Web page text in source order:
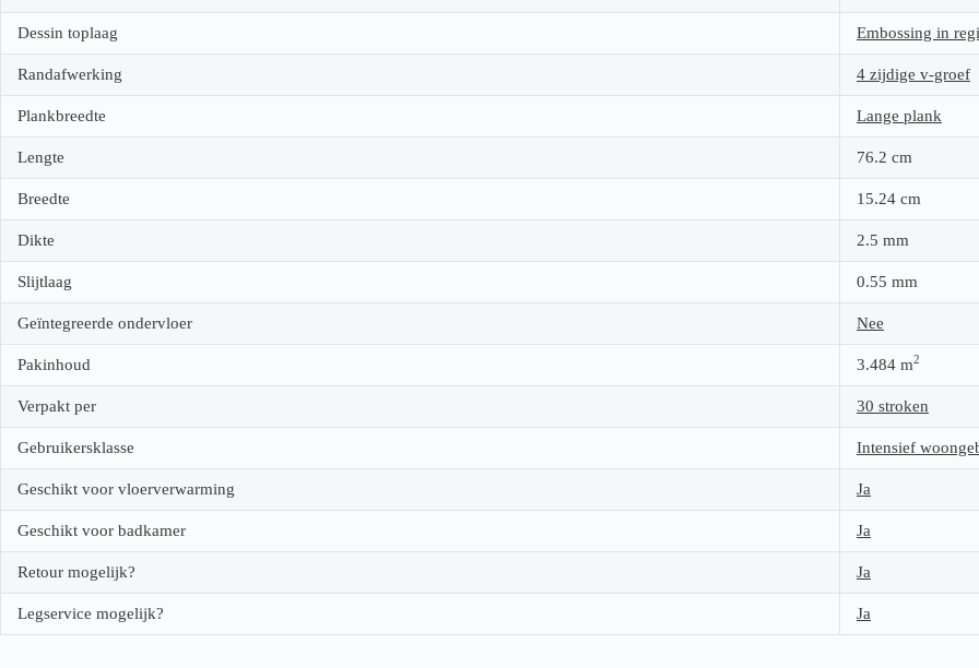
Dessin toplaag Embossing in
Randafwerking 4 zijdige v-groef
Plankbreedte Lange plank
Lengte 76.2 cm
Breedte 15.24 cm
Dikte 2.5 mm
Slijtlaag 0.55 mm
Geïntegreerde ondervloer Nee
Pakinhoud 3.484 m2
Verpakt per 30 stroken
Gebruikersklasse Intensief
Geschikt voor vloerverwarming Ja
Geschikt voor badkamer Ja
Retour mogelijk? Ja
Legservice mogelijk? Ja